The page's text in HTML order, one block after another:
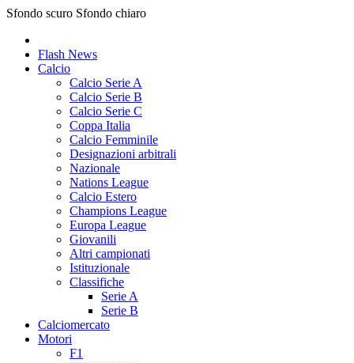
Sfondo scuro Sfondo chiaro
Flash News
Calcio
Calcio Serie A
Calcio Serie B
Calcio Serie C
Coppa Italia
Calcio Femminile
Designazioni arbitrali
Nazionale
Nations League
Calcio Estero
Champions League
Europa League
Giovanili
Altri campionati
Istituzionale
Classifiche
Serie A
Serie B
Calciomercato
Motori
F1